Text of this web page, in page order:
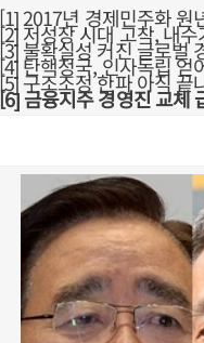
[1] 2017년 경제민주화 원
[2] 저성장 시대 고착, 내
[3] 불확실성 커진 글로벌
[4] 탄핵정국, 인사독립 얻
[5] 구조조정 한파 아직 끝
[6] 금융지주 경영진 교체